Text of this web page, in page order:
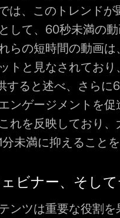
は、このトレンド
して、60秒未満の
らの短時間の動画
トと見なされてお
すると述べ、さらに
ンゲージメントを
れを反映しており
未満に抑えること
ビナー、そし
ンツは重要な役割